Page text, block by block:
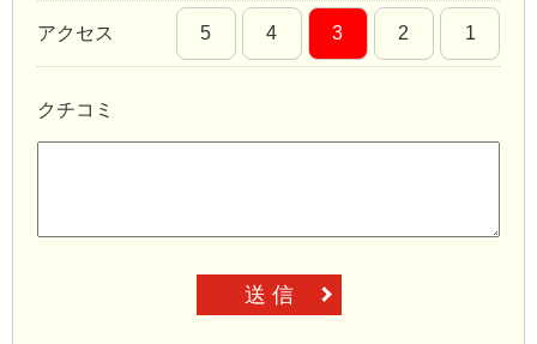
アクセス 5 4 3 2 1
クチコミ
送 信